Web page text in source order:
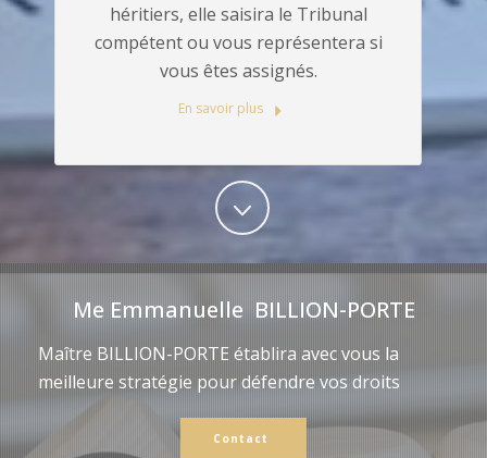
héritiers, elle saisira le Tribunal
compétent ou vous représentera si
vous êtes assignés.
En savoir plus
Me Emmanuelle BILLION-PORTE
Maître BILLION-PORTE établira avec vous la
meilleure stratégie pour défendre vos droits
Contact